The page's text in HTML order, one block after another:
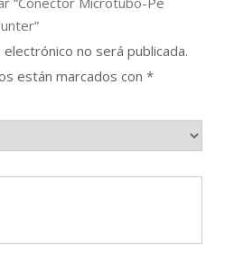
no será publicada.
están marcados con *